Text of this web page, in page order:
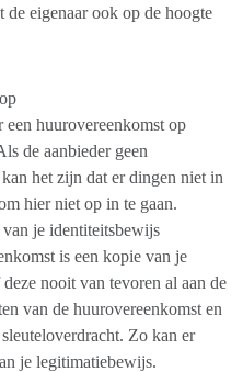
de eigenaar ook op de hoogte
een huurovereenkomst op
de aanbieder geen
het zijn dat er dingen niet in
hier niet op in te gaan.
je identiteitsbewijs
is een kopie van je
nooit van tevoren al aan de
van de huurovereenkomst en
Zo kan er
je legitimatiebewijs.